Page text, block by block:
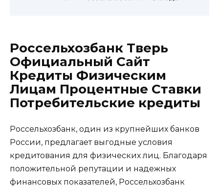
Россельхозбанк Тверь
Официальный Сайт
Кредиты Физическим
Лицам Процентные Ставки
Потребительские кредиты
Россельхозбанк, один из крупнейших банков
России, предлагает выгодные условия
кредитования для физических лиц. Благодаря
положительной репутации и надежных
финансовых показателей, Россельхозбанк